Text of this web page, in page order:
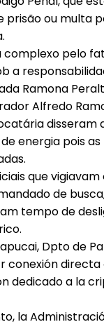
prisão ou multa
complexo pelo
a
Ramona
Alfredo
disseram
energia pois as
que
de
tempo de
Dpto de
conexión directa
dedicado a la
la